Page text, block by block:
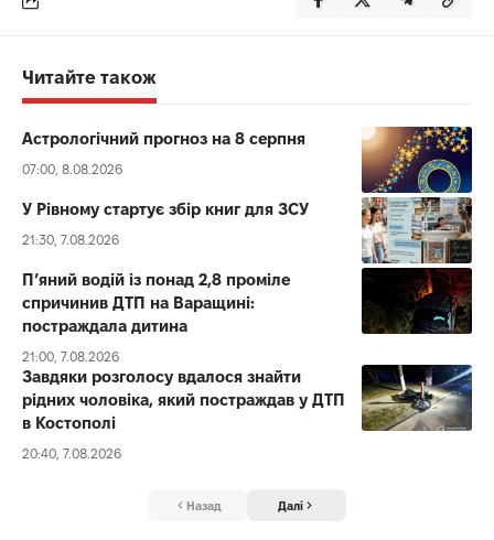
Читайте також
Астрологічний прогноз на 8 серпня
07:00, 8.08.2026
У Рівному стартує збір книг для ЗСУ
21:30, 7.08.2026
П’яний водій із понад 2,8 проміле
спричинив ДТП на Варащині:
постраждала дитина
21:00, 7.08.2026
Завдяки розголосу вдалося знайти
рідних чоловіка, який постраждав у ДТП
в Костополі
20:40, 7.08.2026
Назад Далі